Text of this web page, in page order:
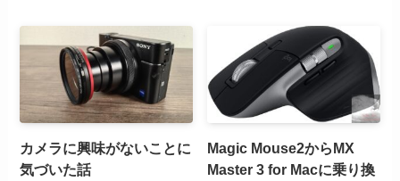
カメラに興味がないことに
気づいた話
Magic Mouse2からMX
Master 3 for Macに乗り換